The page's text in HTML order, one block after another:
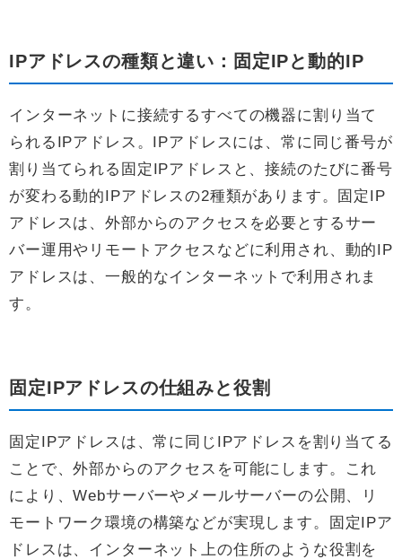
IPアドレスの種類と違い：固定IPと動的IP
インターネットに接続するすべての機器に割り当て
られるIPアドレス。IPアドレスには、常に同じ番号が
割り当てられる固定IPアドレスと、接続のたびに番号
が変わる動的IPアドレスの2種類があります。固定IP
アドレスは、外部からのアクセスを必要とするサー
バー運用やリモートアクセスなどに利用され、動的IP
アドレスは、一般的なインターネットで利用されま
す。
固定IPアドレスの仕組みと役割
固定IPアドレスは、常に同じIPアドレスを割り当てる
ことで、外部からのアクセスを可能にします。これ
により、Webサーバーやメールサーバーの公開、リ
モートワーク環境の構築などが実現します。固定IPア
ドレスは、インターネット上の住所のような役割を